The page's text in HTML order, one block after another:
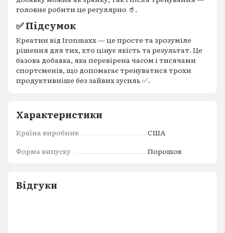
головне робити це регулярно 🥤.
✅ Підсумок
Креатин від Ironmaxx — це просте та зрозуміле
рішення для тих, хто цінує якість та результат. Це
базова добавка, яка перевірена часом і тисячами
спортсменів, що допомагає тренуватися трохи
продуктивніше без зайвих зусиль ✅.
Характеристики
Країна виробник
США
Форма випуску
Порошок
Відгуки